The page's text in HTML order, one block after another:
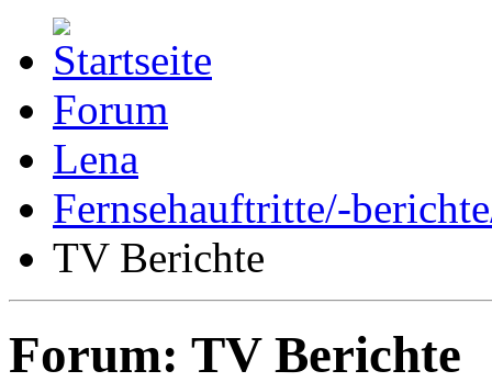
Forum
Lena
Fernsehauftritte/-
TV Berichte
Forum: TV Berichte